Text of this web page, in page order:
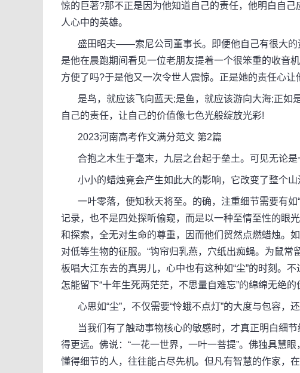
惊的巨著?那不正是因为他知道自己的责任，他明白自
人心中的英雄。
盛田昭夫——索尼公司董事长。即便他自己有很大的
是他在晨跑期间看见一位老朋友提着一个很笨重的收音
方便了吗?于是他又一次令世人震惊。正是她的责任心让
是鸟，就应该飞向蓝天;是鱼，就应该游向大海;正如
自己的责任，让自己的价值像七色光般绽放光彩!
2023河南高考作文满分范文 第2篇
合抱之木生于毫末，九层之台起于垒土。可见无论是
小小的蜡烛竟会产生如此大的影响，它改变了整个山
一叶零落，便知秋天将至。的确，注重细节需要有如
记录，也不是四处探听偷窥，而是以一种至情至性的眼
和探索，全无对生命的尊重，因而他们贸然点燃蜡烛。
对低等生物的征服。“钩帘归乳燕，穴纸出痴蝇。为鼠
板唱大江东去的真男儿，心中也有这种如“尘”的时刻。
怎能留下“十年生死两茫茫，不思量自难忘”的绵绵无绝的
心思如“尘”，不仅需要“怜蛾不点灯”的大度与包容，
当我们有了触动事物核心的敏感时，才真正明白细节
得更远。佛说：“一花一世界，一叶一菩提”。佛独具慧
懂得细节的人，往往能占尽先机。但凡有智慧的作家，